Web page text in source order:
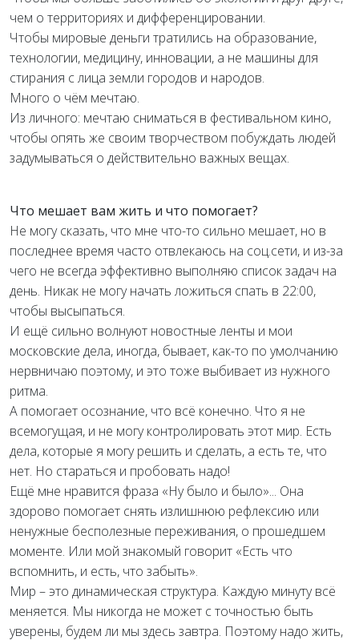
чем о территориях и дифференцировании.
Чтобы мировые деньги тратились на образование,
технологии, медицину, инновации, а не машины для
стирания с лица земли городов и народов.
Много о чём мечтаю.
Из личного: мечтаю сниматься в фестивальном кино,
чтобы опять же своим творчеством побуждать людей
задумываться о действительно важных вещах.
Что мешает вам жить и что помогает?
Не могу сказать, что мне что-то сильно мешает, но в
последнее время часто отвлекаюсь на соц.сети, и из-за
чего не всегда эффективно выполняю список задач на
день. Никак не могу начать ложиться спать в 22:00,
чтобы высыпаться.
И ещё сильно волнуют новостные ленты и мои
московские дела, иногда, бывает, как-то по умолчанию
нервничаю поэтому, и это тоже выбивает из нужного
ритма.
А помогает осознание, что всё конечно. Что я не
всемогущая, и не могу контролировать этот мир. Есть
дела, которые я могу решить и сделать, а есть те, что
нет. Но стараться и пробовать надо!
Ещё мне нравится фраза «Ну было и было»... Она
здорово помогает снять излишнюю рефлексию или
ненужные бесполезные переживания, о прошедшем
моменте. Или мой знакомый говорит «Есть что
вспомнить, и есть, что забыть».
Мир – это динамическая структура. Каждую минуту всё
меняется. Мы никогда не может с точностью быть
уверены, будем ли мы здесь завтра. Поэтому надо жить,